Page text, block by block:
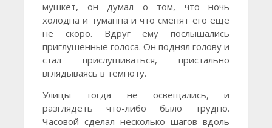
мушкет, он думал о том, что ночь
холодна и туманна и что сменят его еще
не скоро. Вдруг ему послышались
приглушенные голоса. Он поднял голову и
стал прислушиваться, пристально
вглядываясь в темноту.
Улицы тогда не освещались, и
разглядеть что-либо было трудно.
Часовой сделал несколько шагов вдоль